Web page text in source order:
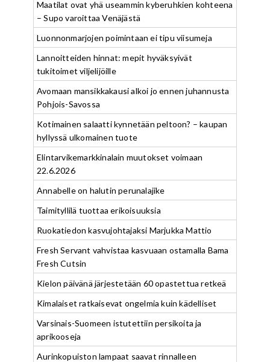
Maatilat ovat yhä useammin kyberuhkien kohteena
– Supo varoittaa Venäjästä
Luonnonmarjojen poimintaan ei tipu viisumeja
Lannoitteiden hinnat: mepit hyväksyivät
tukitoimet viljelijöille
Avomaan mansikkakausi alkoi jo ennen juhannusta
Pohjois-Savossa
Kotimainen salaatti kynnetään peltoon? – kaupan
hyllyssä ulkomainen tuote
Elintarvikemarkkinalain muutokset voimaan
22.6.2026
Annabelle on halutin perunalajike
Taimityllilä tuottaa erikoisuuksia
Ruokatiedon kasvujohtajaksi Marjukka Mattio
Fresh Servant vahvistaa kasvuaan ostamalla Bama
Fresh Cutsin
Kielon päivänä järjestetään 60 opastettua retkeä
Kimalaiset ratkaisevat ongelmia kuin kädelliset
Varsinais-Suomeen istutettiin persikoita ja
aprikooseja
Aurinkopuiston lampaat saavat rinnalleen